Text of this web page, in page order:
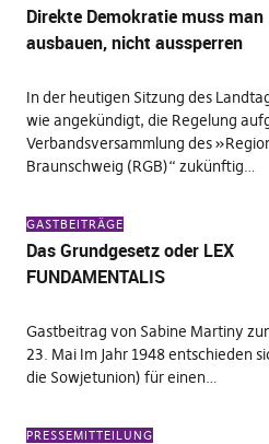
Direkte Demokratie muss man
ausbauen, nicht aussperren
In der heutigen Sitzung des
wie angekündigt, die Regelung
Verbandsversammlung des
Braunschweig (RGB)“ zukünftig…
GASTBEITRÄGE
Das Grundgesetz oder LEX
FUNDAMENTALIS
Gastbeitrag von Sabine Martiny
23. Mai Im Jahr 1948 entschieden
die Sowjetunion) für einen…
PRESSEMITTEILUNG